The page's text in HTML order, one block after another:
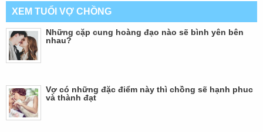
XEM TUỔI VỢ CHỒNG
Những cặp cung hoàng đạo nào sẽ bình yên bên
nhau?
Vợ có những đặc điểm này thì chồng sẽ hạnh phuc
và thành đạt